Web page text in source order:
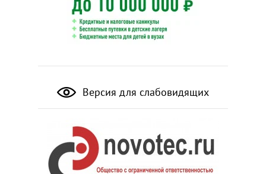
Версия для слабовидящих